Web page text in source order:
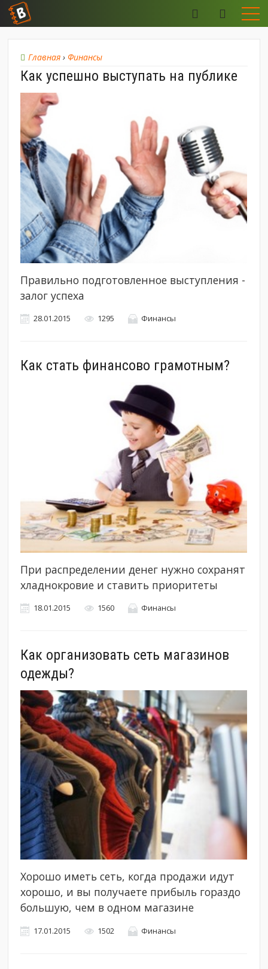
Главная › Финансы
Как успешно выступать на публике
Правильно подготовленное выступления -
залог успеха
28.01.2015 1295 Финансы
Как стать финансово грамотным?
При распределении денег нужно сохранят
хладнокровие и ставить приоритеты
18.01.2015 1560 Финансы
Как организовать сеть магазинов
одежды?
Хорошо иметь сеть, когда продажи идут
хорошо, и вы получаете прибыль гораздо
большую, чем в одном магазине
17.01.2015 1502 Финансы